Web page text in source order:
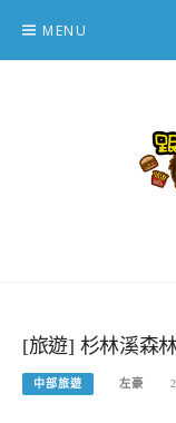
content
MENU
[旅遊] 杉林溪森
中部旅遊 左豪